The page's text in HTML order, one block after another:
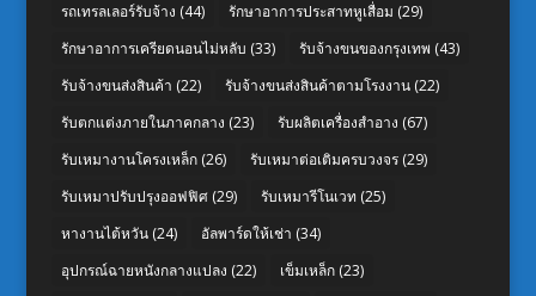
รถเทรลเลอร์รับจ้าง (44) รักษาอาการประสาทหูเสื่อม (29)
รักษาอาการเครียดนอนไม่หลับ (33) รับจ้างขนของกรุงเทพ (43)
รับจ้างขนส่งสินค้า (22) รับจ้างขนส่งสินค้าตามโรงงาน(22)
รับตกแต่งภายในภาคกลาง (23) รับผลิตเครื่องสำอาง (67)
รับเหมางานโครงเหล็ก(26) รับเหมาต่อเติมครบวงจร(29)
รับเหมาปรับปรุงออฟฟิศ(29) รับเหมารีโนเวท (25)
หางานไต้หวัน(24) อัลพาร์ดให้เช่า (34)
อุปกรณ์ฉายหนังกลางแปลง (22) เข็มเหล็ก(23)